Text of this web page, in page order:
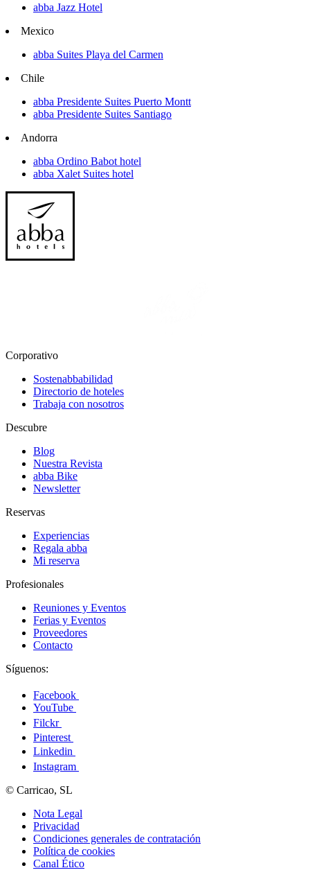
abba Jazz Hotel
Mexico
abba Suites Playa del Carmen
Chile
abba Presidente Suites Puerto Montt
abba Presidente Suites Santiago
Andorra
abba Ordino Babot hotel
abba Xalet Suites hotel
Corporativo
Sostenabbabilidad
Directorio de hoteles
Trabaja con nosotros
Descubre
Blog
Nuestra Revista
abba Bike
Newsletter
Reservas
Experiencias
Regala abba
Mi reserva
Profesionales
Reuniones y Eventos
Ferias y Eventos
Proveedores
Contacto
Síguenos:
Facebook
YouTube
Filckr
Pinterest
Linkedin
Instagram
© Carricao, SL
Nota Legal
Privacidad
Condiciones generales de contratación
Política de cookies
Canal Ético